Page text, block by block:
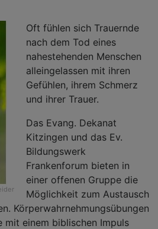
Oft fühlen sich Trauernde
nach dem Tod eines
nahestehenden Menschen
alleingelassen mit ihren
Gefühlen, ihrem Schmerz
und ihrer Trauer.
Das Evang. Dekanat
Kitzingen und das Ev.
Bildungswerk
Frankenforum bieten in
einer offenen Gruppe die
Möglichkeit zum Austausch
Körperwahrnehmungsübungen
mit einem biblischen Impuls